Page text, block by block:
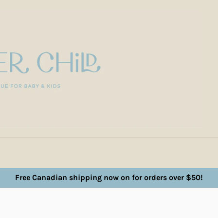
Free Canadian shipping now on for orders over $50!